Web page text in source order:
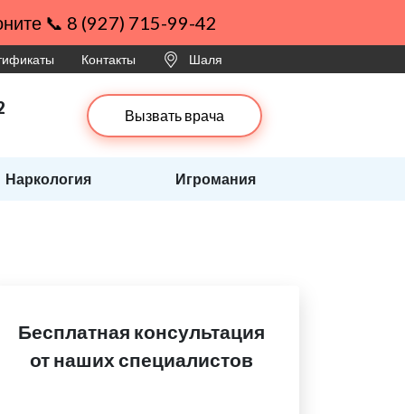
📞 8 (927) 715-99-42
Контакты Шаля
Вызвать врача
Наркология Игромания
Бесплатная консультация
от наших специалистов